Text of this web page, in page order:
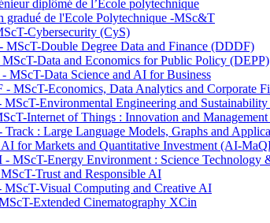
diplômé de l’École polytechnique
gradué de l'Ecole Polytechnique -MSc&T
Cybersecurity (CyS)
Double Degree Data and Finance (DDDF)
Data and Economics for Public Policy (DEPP)
MScT-Data Science and AI for Business
MScT-Economics, Data Analytics and Corporate
Environmental Engineering and Sustainability
Internet of Things : Innovation and
: Large Language Models, Graphs and
for Markets and Quantitative Investment (AI-
MScT-Energy Environment : Science Technology
Trust and Responsible AI
Visual Computing and Creative AI
Extended Cinematography XCin